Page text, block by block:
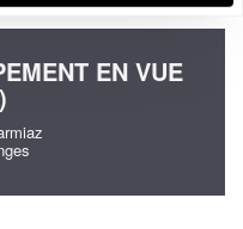
EN VUE